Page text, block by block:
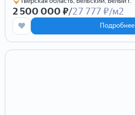
Подробнее
2 500 000 ₽/27 777 ₽/м2